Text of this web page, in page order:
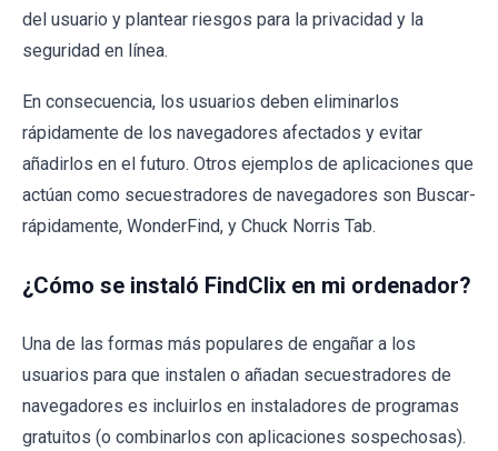
del usuario y plantear riesgos para la privacidad y la
seguridad en línea.
En consecuencia, los usuarios deben eliminarlos
rápidamente de los navegadores afectados y evitar
añadirlos en el futuro. Otros ejemplos de aplicaciones que
actúan como secuestradores de navegadores son Buscar-
rápidamente, WonderFind, y Chuck Norris Tab.
¿Cómo se instaló FindClix en mi ordenador?
Una de las formas más populares de engañar a los
usuarios para que instalen o añadan secuestradores de
navegadores es incluirlos en instaladores de programas
gratuitos (o combinarlos con aplicaciones sospechosas).